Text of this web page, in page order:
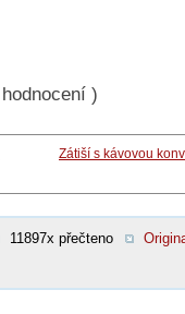
hodnocení )
Zátiší s kávovou
11897x přečteno